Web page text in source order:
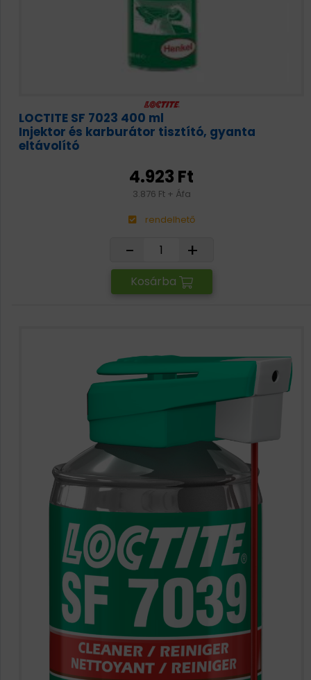
LOCTITE SF 7023 400 ml
Injektor és karburátor tisztító, gyanta
eltávolító
4.923 Ft
3.876 Ft + Áfa
rendelhető
- +
Kosárba